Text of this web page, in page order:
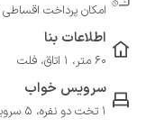
امکان پرداخت اقساطی
اطلاعات بنا
60 متر، 1 اتاق، فلت
سرویس خواب
1 تخت دو نفره، 5 سرویس خواب کامل